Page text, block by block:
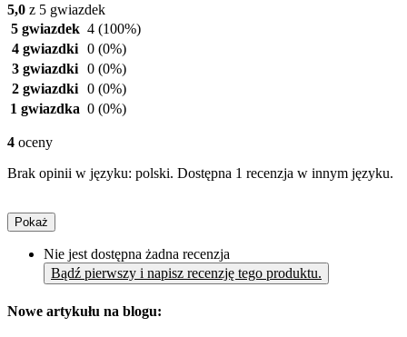
5,0 z 5 gwiazdek
5 gwiazdek 4 (100%)
4 gwiazdki 0 (0%)
3 gwiazdki 0 (0%)
2 gwiazdki 0 (0%)
1 gwiazdka 0 (0%)
4 oceny
Brak opinii w języku: polski. Dostępna 1 recenzja w innym języku.
Pokaż
Nie jest dostępna żadna recenzja
Bądź pierwszy i napisz recenzję tego produktu.
Nowe artykułu na blogu: